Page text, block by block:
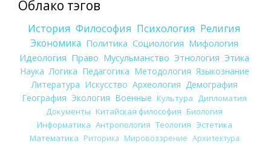
Облако тэгов
История Философия Психология Религия
Экономика Политика Социология Мифология
Идеология Право Мусульманство Этнология Этика
Наука Логика Педагогика Методология Языкознание
Литература Искусство Археология Демография
География Экология Военные Культура
Дипломатия
Документы Китайская философия Биология
Информатика Антропология Теология Эстетика
Математика Риторика Мировоззрение Архитектура